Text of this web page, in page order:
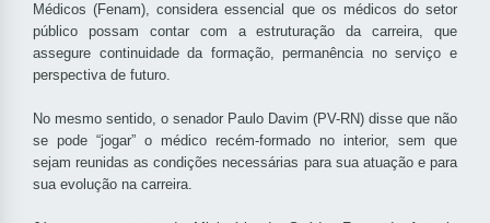
Médicos (Fenam), considera essencial que os médicos do setor
público possam contar com a estruturação da carreira, que
assegure continuidade da formação, permanência no serviço e
perspectiva de futuro.
No mesmo sentido, o senador Paulo Davim (PV-RN) disse que não
se pode “jogar” o médico recém-formado no interior, sem que
sejam reunidas as condições necessárias para sua atuação e para
sua evolução na carreira.